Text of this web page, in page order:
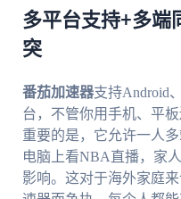
多平台支持+多端
突
番茄加速器支持Android
台，不管你用手机、平
重要的是，它允许一人
电脑上看NBA直播，家
影响。这对于海外家庭